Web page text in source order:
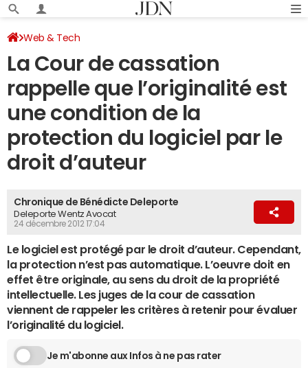
Web & Tech
La Cour de cassation
rappelle que l’originalité est
une condition de la
protection du logiciel par le
droit d’auteur
Chronique de Bénédicte Deleporte
Deleporte Wentz Avocat
24 décembre 2012 17:04
Le logiciel est protégé par le droit d’auteur. Cependant,
la protection n’est pas automatique. L’oeuvre doit en
effet être originale, au sens du droit de la propriété
intellectuelle. Les juges de la cour de cassation
viennent de rappeler les critères à retenir pour évaluer
l’originalité du logiciel.
Je m'abonne aux Infos à ne pas rater